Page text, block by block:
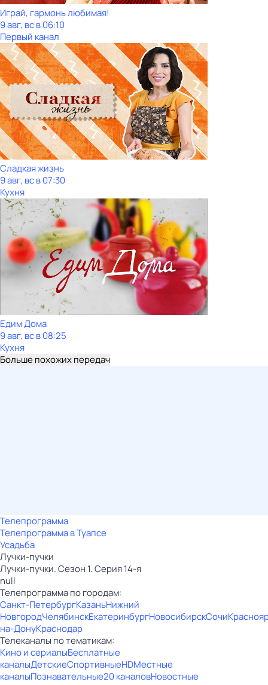
Играй, гармонь любимая!
9 авг, вс в 06:10
Первый канал
Сладкая жизнь
9 авг, вс в 07:30
Кухня
Едим Дома
9 авг, вс в 08:25
Кухня
Больше похожих передач
Телепрограмма
Телепрограмма в Туапсе
Усадьба
Лучки-пучки
Лучки-пучки. Сезон 1. Серия 14-я
null
Телепрограмма по городам:
Санкт-ПетербургКазаньНижний
НовгородЧелябинскЕкатеринбургНовосибирскСочи
на-ДонуКраснодар
Телеканалы по тематикам:
Кино и сериалыБесплатные
каналыДетскиеСпортивныеHDМестные
каналыПознавательные20 каналовНовостные